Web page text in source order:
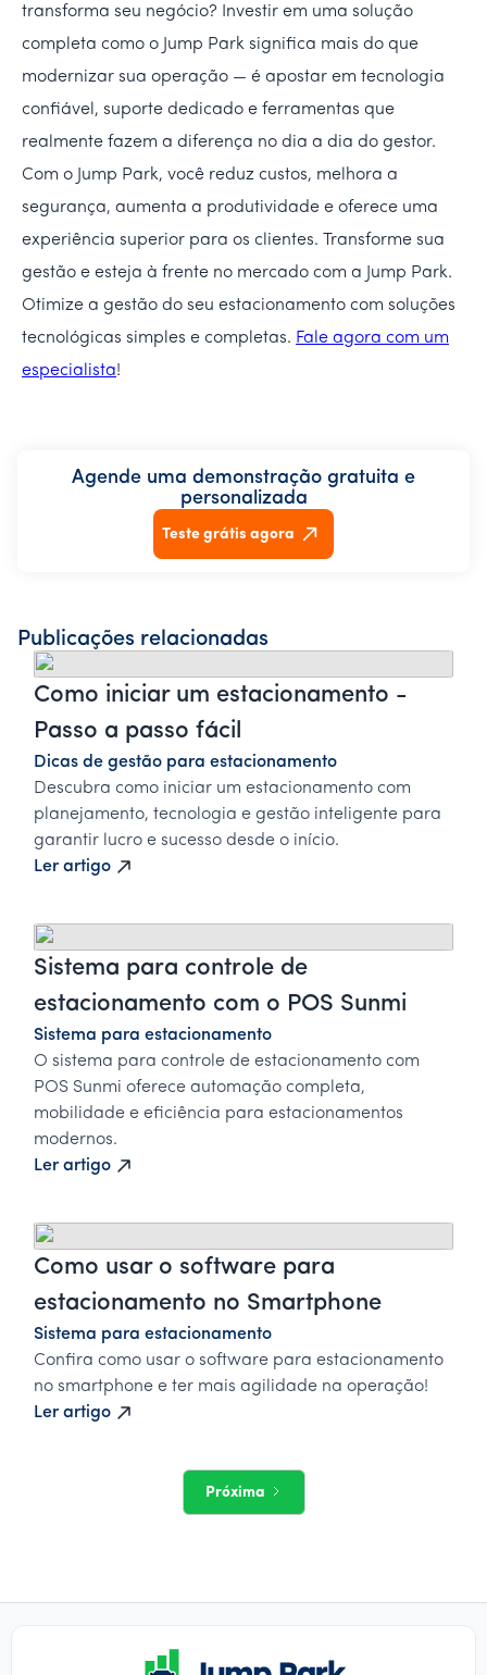
transforma seu negócio? Investir em uma solução
completa como o Jump Park significa mais do que
modernizar sua operação — é apostar em tecnologia
confiável, suporte dedicado e ferramentas que
realmente fazem a diferença no dia a dia do gestor.
Com o Jump Park, você reduz custos, melhora a
segurança, aumenta a produtividade e oferece uma
experiência superior para os clientes. Transforme sua
gestão e esteja à frente no mercado com a Jump Park.
Otimize a gestão do seu estacionamento com soluções
tecnológicas simples e completas. Fale agora com um
especialista!
Agende uma demonstração gratuita e
personalizada
Teste grátis agora
Publicações relacionadas
Como iniciar um estacionamento -
Passo a passo fácil
Dicas de gestão para estacionamento
Descubra como iniciar um estacionamento com
planejamento, tecnologia e gestão inteligente para
garantir lucro e sucesso desde o início.
Ler artigo
Sistema para controle de
estacionamento com o POS Sunmi
Sistema para estacionamento
O sistema para controle de estacionamento com
POS Sunmi oferece automação completa,
mobilidade e eficiência para estacionamentos
modernos.
Ler artigo
Como usar o software para
estacionamento no Smartphone
Sistema para estacionamento
Confira como usar o software para estacionamento
no smartphone e ter mais agilidade na operação!
Ler artigo
Próxima